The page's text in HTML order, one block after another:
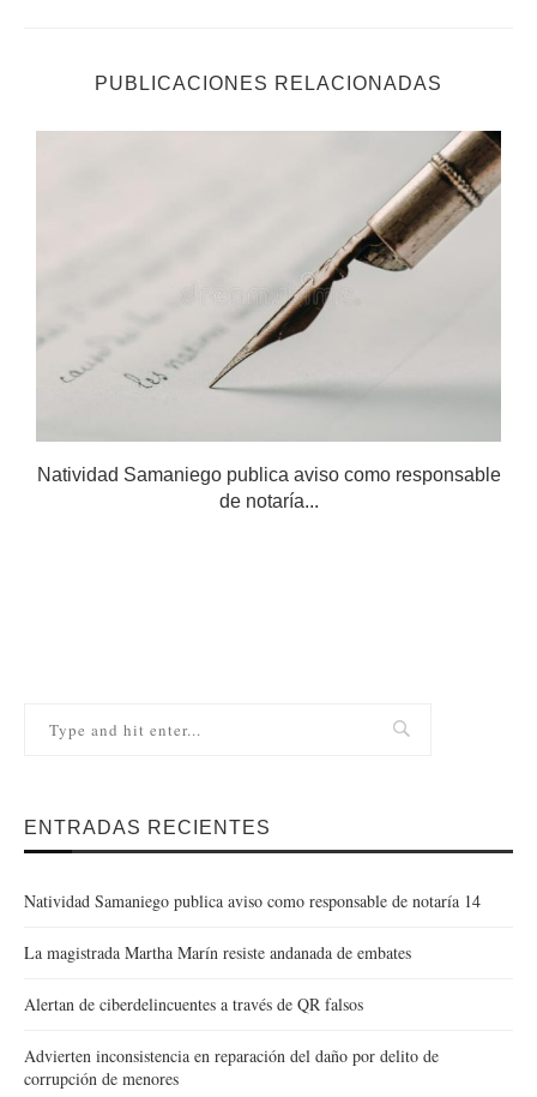
PUBLICACIONES RELACIONADAS
Natividad Samaniego publica aviso como responsable
de notaría...
ENTRADAS RECIENTES
Natividad Samaniego publica aviso como responsable de notaría 14
La magistrada Martha Marín resiste andanada de embates
Alertan de ciberdelincuentes a través de QR falsos
Advierten inconsistencia en reparación del daño por delito de
corrupción de menores